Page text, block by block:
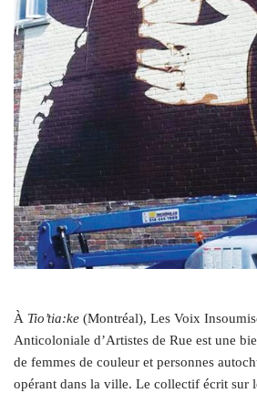
À Tio’tia:ke (Montréal), Les Voix
Anticoloniale d’Artistes de Rue est une
de femmes de couleur et personnes
opérant dans la ville. Le collectif écrit sur